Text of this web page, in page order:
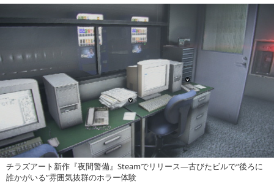
チラズアート新作『夜間警備』Steamでリリース―古びたビルで“後ろに
誰かがいる”雰囲気抜群のホラー体験